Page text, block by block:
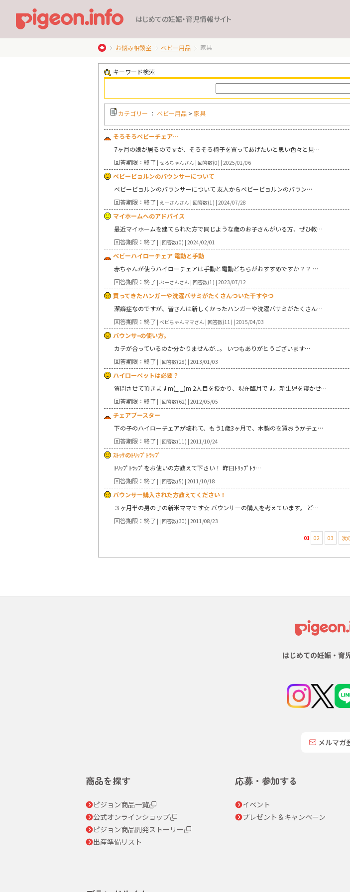
はじめての妊娠・育児情報サイト
お悩み相談室 ベビー用品 家具
キーワード検索
カテゴリー ： ベビー用品 > 家具
そろそろベビーチェア…
7ヶ月の娘が居るのですが、そろそろ椅子を買ってあげたいと思い色々と見…
回答期限：終了 | せるちゃんさん | 回答数(0) | 2025/01/06
ベビービョルンのバウンサーについて
ベビービョルンのバウンサーについて 友人からベビービョルンのバウン…
回答期限：終了 | えーさんさん | 回答数(1) | 2024/07/28
マイホームへのアドバイス
最近マイホームを建てられた方で同じような歳のお子さんがいる方、ぜひ教…
回答期限：終了 | | 回答数(0) | 2024/02/01
ベビーハイローチェア 電動と手動
赤ちゃんが使うハイローチェアは手動と電動どちらがおすすめですか？？ …
回答期限：終了 | ぷーさんさん | 回答数(1) | 2023/07/12
買ってきたハンガーや洗濯バサミがたくさんついた干すやつ
潔癖症なのですが、皆さんは新しくかったハンガーや洗濯バサミがたくさん…
回答期限：終了 | ベビちゃんママさん | 回答数(11) | 2015/04/03
バウンサｰの使い方。
カテが合っているのか分かりませんが...。 いつもありがとうございます…
回答期限：終了 | | 回答数(28) | 2013/01/03
ハイローベットは必要？
質問させて頂きますm(_ _)m 2人目を授かり、現在臨月です。新生児を寝かせ…
回答期限：終了 | | 回答数(62) | 2012/05/05
チェアブースター
下の子のハイローチェアが壊れて、もう1歳3ヶ月で、木製のを買おうかチェ…
回答期限：終了 | | 回答数(11) | 2011/10/24
ｽﾄｯｹのﾄﾘｯﾌﾟﾄﾗｯﾌﾟ
ﾄﾘｯﾌﾟﾄﾗｯﾌﾟをお使いの方教えて下さい！ 昨日ﾄﾘｯﾌﾟﾄﾗ…
回答期限：終了 | | 回答数(5) | 2011/10/18
バウンサー購入された方教えてください！
３ヶ月半の男の子の新米ママです☆ バウンサーの購入を考えています。 ど…
回答期限：終了 | | 回答数(30) | 2011/08/23
01 02 03 次
はじめての妊娠・育
メルマガ
商品を探す
ピジョン商品一覧
公式オンラインショップ
ピジョン商品開発ストーリー
出産準備リスト
応募・参加する
イベント
プレゼント＆キャンペーン